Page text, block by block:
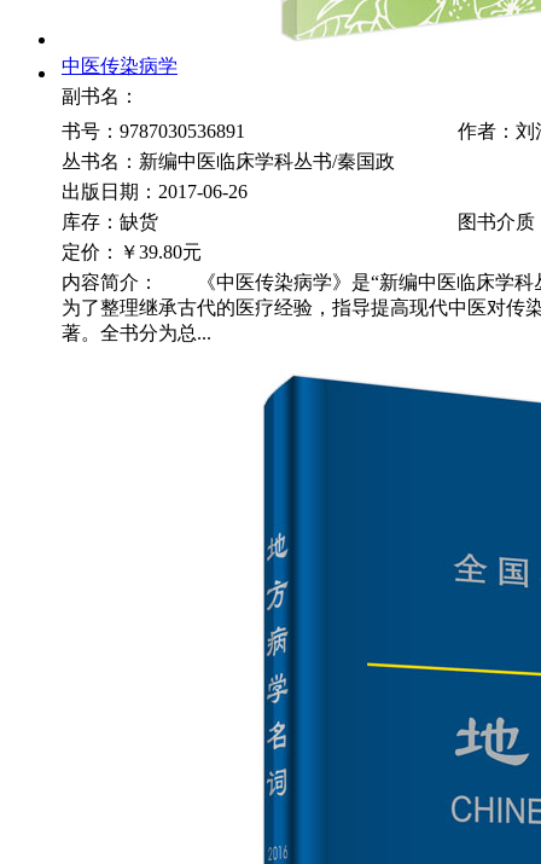
中医传染病学
副书名：
书号：9787030536891
作者：刘
丛书名：新编中医临床学科丛书/秦国政
出版日期：2017-06-26
库存：缺货
图书介质
定价：
￥39.80元
内容简介： 《中医传染病学》是“新编中医临床学科
为了整理继承古代的医疗经验，指导提高现代中医对传
著。全书分为总...